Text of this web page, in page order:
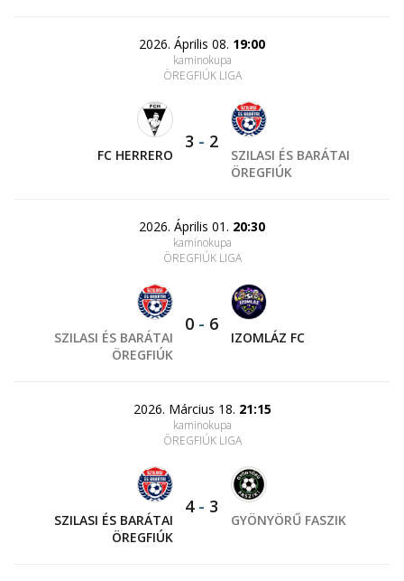
2026. Április 08. 19:00
kaminokupa
ÖREGFIÚK LIGA
FC HERRERO
3 - 2
SZILASI ÉS BARÁTAI
ÖREGFIÚK
2026. Április 01. 20:30
kaminokupa
ÖREGFIÚK LIGA
SZILASI ÉS BARÁTAI
ÖREGFIÚK
0 - 6
IZOMLÁZ FC
2026. Március 18. 21:15
kaminokupa
ÖREGFIÚK LIGA
SZILASI ÉS BARÁTAI
ÖREGFIÚK
4- 3
GYÖNYÖRŰ FASZIK